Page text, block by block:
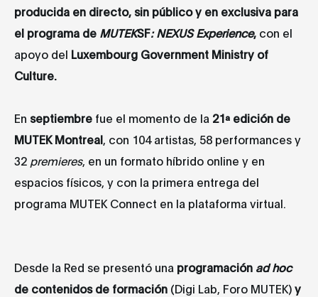
producida en directo, sin público y en exclusiva para
el programa de MUTEKSF: NEXUS Experience, con el
apoyo del Luxembourg Government Ministry of
Culture.
En septiembre fue el momento de la 21ª edición de
MUTEK Montreal, con 104 artistas, 58 performances y
32 premieres, en un formato híbrido online y en
espacios físicos, y con la primera entrega del
programa MUTEK Connect en la plataforma virtual.
Desde la Red se presentó una programación ad hoc
de contenidos de formación (Digi Lab, Foro MUTEK)y